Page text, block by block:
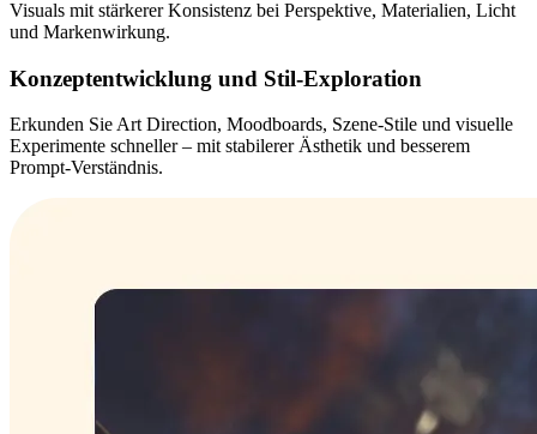
Visuals mit stärkerer Konsistenz bei Perspektive, Materialien, Licht
und Markenwirkung.
Konzeptentwicklung und Stil-Exploration
Erkunden Sie Art Direction, Moodboards, Szene-Stile und visuelle
Experimente schneller – mit stabilerer Ästhetik und besserem
Prompt-Verständnis.